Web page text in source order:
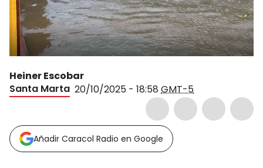
Heiner Escobar
Santa Marta 20/10/2025 - 18:58 GMT-5
Añadir Caracol Radio en Google